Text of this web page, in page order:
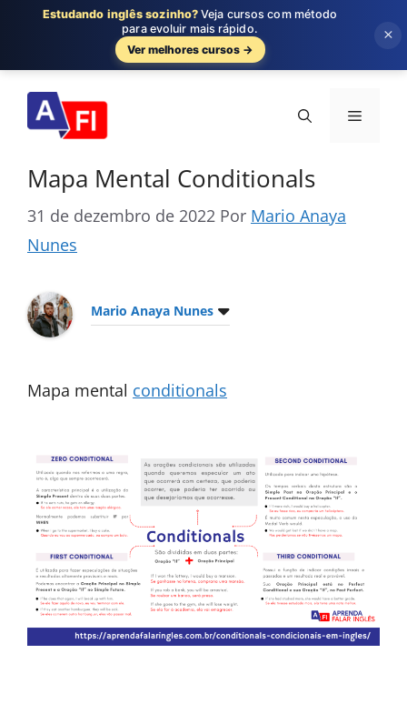
para
conteúdo
Menu
Mapa Mental Conditionals
31 de dezembro de 2022 Por Mario Anaya
Nunes
Mario Anaya Nunes
Mapa mental conditionals
Estudando inglês sozinho? Veja cursos com método
para evoluir mais rápido.
Ver melhores cursos →
×